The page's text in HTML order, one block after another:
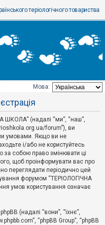
теріологічного товариства
Мова:
ШКОЛА” (надалі “ми”, “наш”,
forum”), ви
умовами. Якщо ви не
і/або не користуйтесь
собою право змінювати ці
щоб проінформувати вас про
переглядати періодично цей
форумом “ТЕРІОЛОГІЧНА
умов користування означає
(надалі “вони”, “їхнє”,
“phpBB Group”, “phpBB